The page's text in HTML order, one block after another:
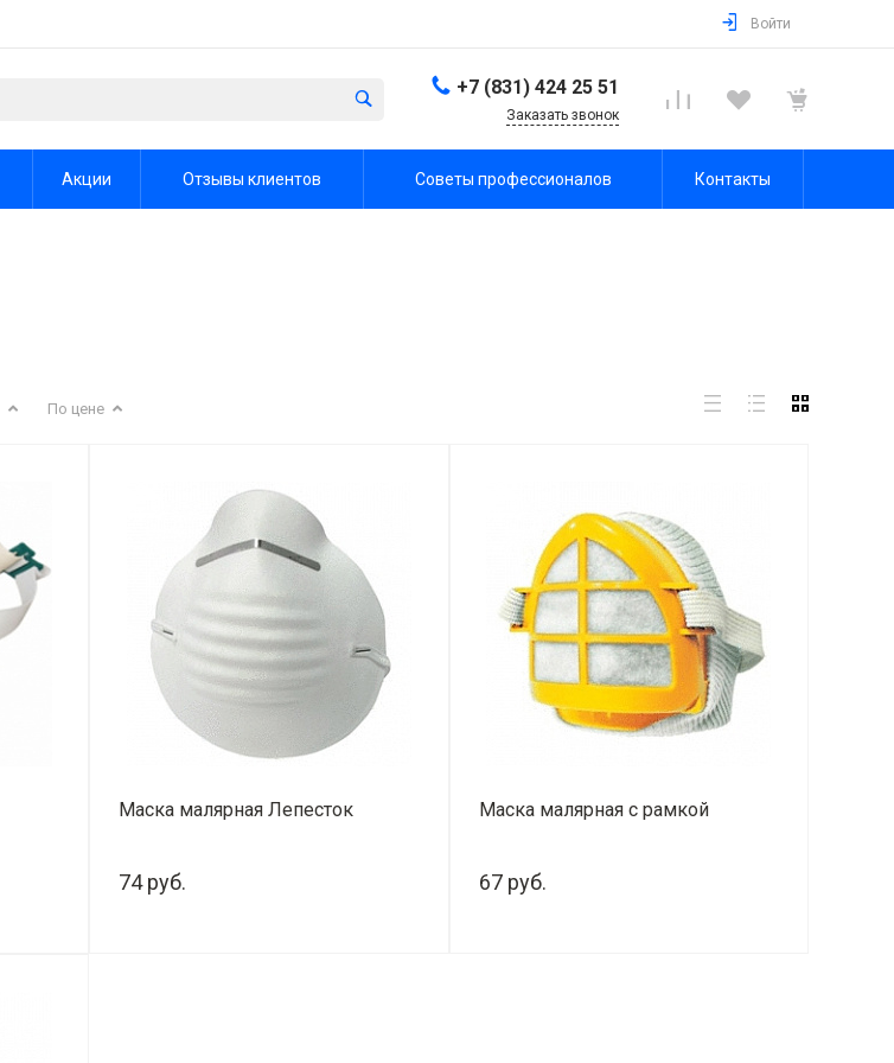
Войти
+7 (831) 424 25 51
Заказать звонок
Акции Отзывы клиентов Советы профессионалов Контакты
По цене
Маска малярная Лепесток
74 руб.
Маска малярная с рамкой
67 руб.